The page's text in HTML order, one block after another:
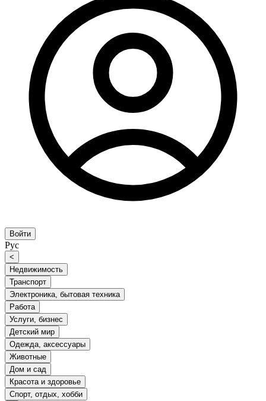
Войти
Рус
<
Недвижимость
Транспорт
Электроника, бытовая техника
Работа
Услуги, бизнес
Детский мир
Одежда, аксессуары
Животные
Дом и сад
Красота и здоровье
Спорт, отдых, хобби